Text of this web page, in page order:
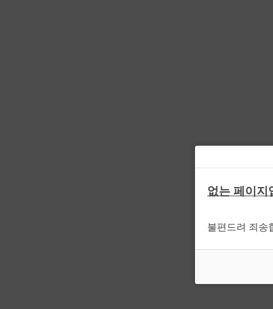
없는 페이지
불편드려 죄송